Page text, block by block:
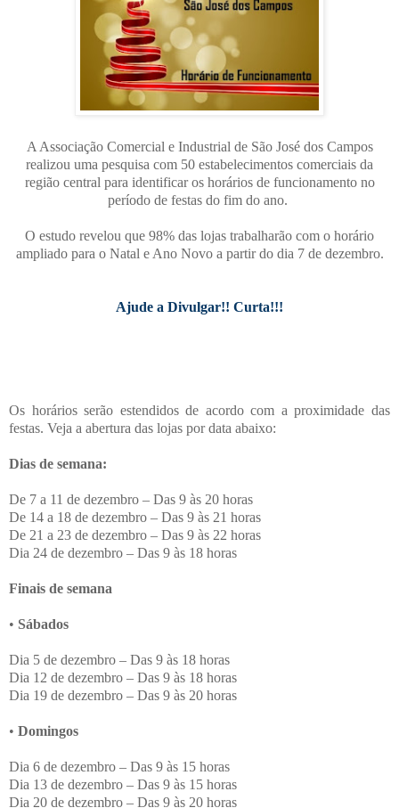
A Associação Comercial e Industrial de São José dos Campos
realizou uma pesquisa com 50 estabelecimentos comerciais da
região central para identificar os horários de funcionamento no
período de festas do fim do ano.
O estudo revelou que 98% das lojas trabalharão com o horário
ampliado para o Natal e Ano Novo a partir do dia 7 de dezembro.
Ajude a Divulgar!! Curta!!!
Os horários serão estendidos de acordo com a proximidade das
festas. Veja a abertura das lojas por data abaixo:
Dias de semana:
De 7 a 11 de dezembro – Das 9 às 20 horas
De 14 a 18 de dezembro – Das 9 às 21 horas
De 21 a 23 de dezembro – Das 9 às 22 horas
Dia 24 de dezembro – Das 9 às 18 horas
Finais de semana
• Sábados
Dia 5 de dezembro – Das 9 às 18 horas
Dia 12 de dezembro – Das 9 às 18 horas
Dia 19 de dezembro – Das 9 às 20 horas
• Domingos
Dia 6 de dezembro – Das 9 às 15 horas
Dia 13 de dezembro – Das 9 às 15 horas
Dia 20 de dezembro – Das 9 às 20 horas